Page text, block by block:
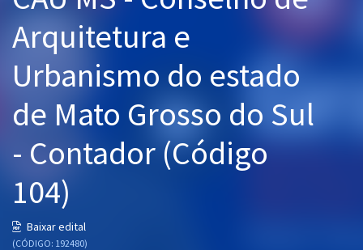
Graduação
Mentorias
Questões grátis
Conteúdo gratuito
Blog
Arquitetura e
Urbanismo do estado
de Mato Grosso do Sul
- Contador (Código
104)
Baixar edital
(CÓDIGO: 192480)